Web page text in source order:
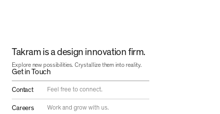
Takram is a design innovation firm.
Explore new possibilities. Crystallize them into reality.
Get in Touch
Contact Feel free to connect.
Careers Work and grow with us.